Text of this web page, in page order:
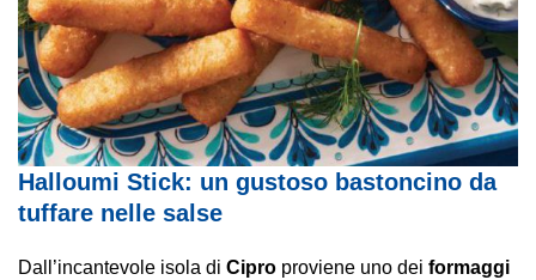
Halloumi Stick: un gustoso bastoncino da
tuffare nelle salse
Dall’incantevole isola di Cipro proviene uno dei formaggi